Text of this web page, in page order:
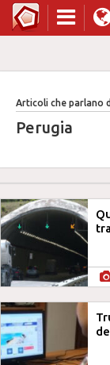
Articoli che parlano
Perugia